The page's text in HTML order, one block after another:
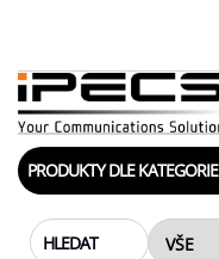
content
PRODUKTY DLE KATEGORIE
HLEDAT